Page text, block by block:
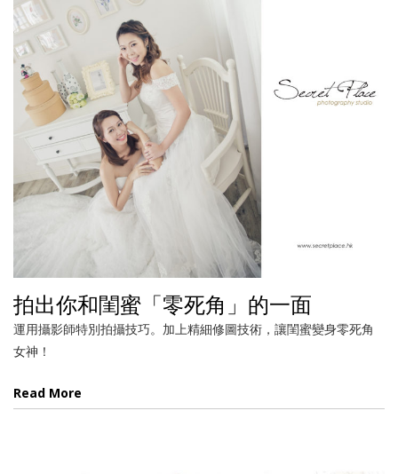
拍出你和閨蜜「零死角」的一面
運用攝影師特別拍攝技巧。加上精細修圖技術，讓閨蜜變身零死角
女神！
Read More